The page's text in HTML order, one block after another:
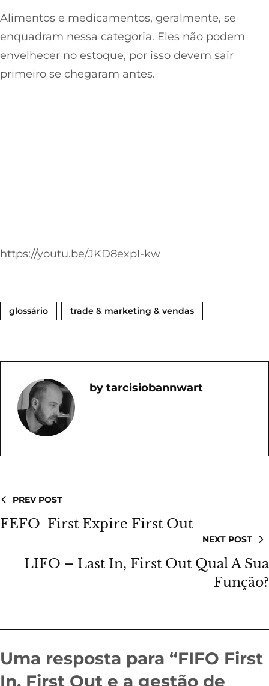
Alimentos e medicamentos, geralmente, se
enquadram nessa categoria. Eles não podem
envelhecer no estoque, por isso devem sair
primeiro se chegaram antes.
https://youtu.be/JKD8expI-kw
glossário trade & marketing & vendas
Tarcisiobannwart
PREV POST
FEFO First Expire First Out
NEXT POST
LIFO – Last In, First Out Qual A Sua
Função?
Uma resposta para “FIFO First
In, First Out e a gestão de